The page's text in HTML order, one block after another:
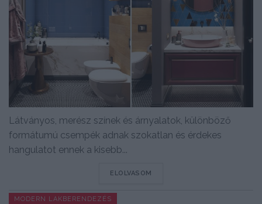
Látványos, merész színek és árnyalatok, különböző
formátumú csempék adnak szokatlan és érdekes
hangulatot ennek a kisebb...
ELOLVASOM
MODERN LAKBERENDEZÉS